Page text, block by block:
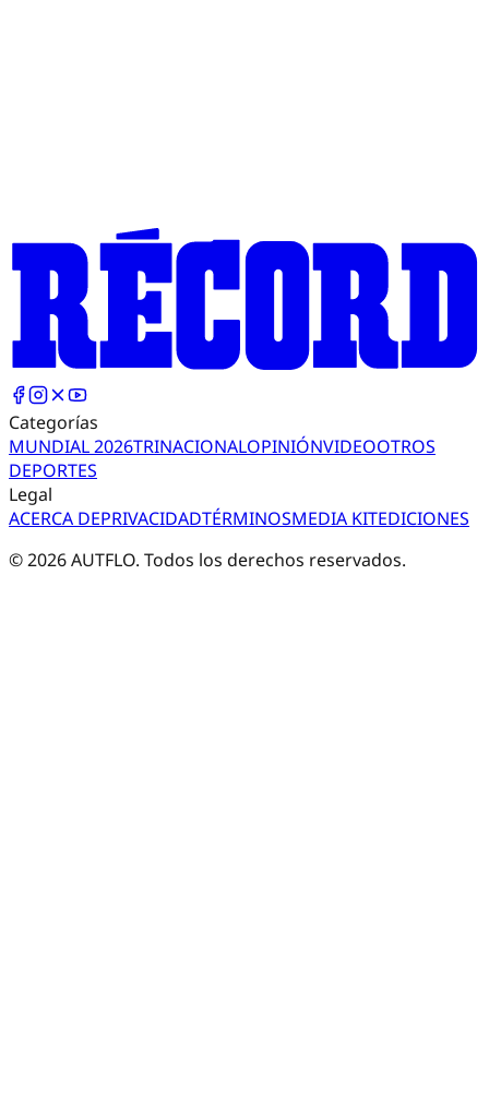
Categorías
MUNDIAL 2026TRINACIONALOPINIÓNVIDEOOTROS
DEPORTES
Legal
ACERCA DEPRIVACIDADTÉRMINOSMEDIA KITEDICIONES
©2026AUTFLO. Todos los derechos reservados.